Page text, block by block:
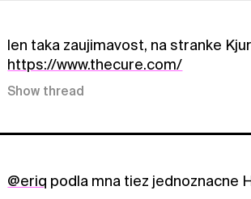
len taka zaujimavost, na stranke
https://www.thecure.com/
Show thread
@eriq podla mna tiez jednoznacne